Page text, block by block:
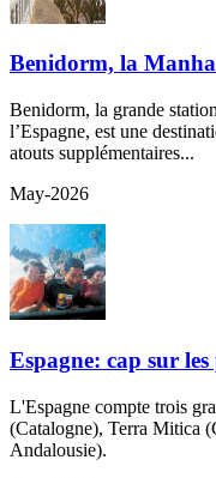
Benidorm, la
Benidorm, la grande
l’Espagne, est une
atouts supplémentaires...
May-2026
Espagne: cap sur
L'Espagne compte trois
(Catalogne), Terra Mitica
Andalousie).